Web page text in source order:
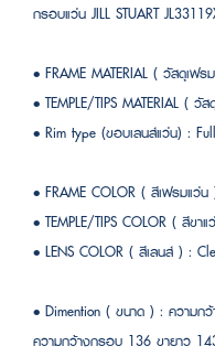
กรอบแว่น JILL STUART
• FRAME MATERIAL ( วัสดุเฟ
• TEMPLE/TIPS MATERIAL (
• Rim type (ขอบเลนส์แว่น) :
• FRAME COLOR ( สีเฟรมแว่
• TEMPLE/TIPS COLOR ( สีขา
• LENS COLOR ( สีเลนส์ ) :
• Dimention ( ขนาด ) : ความก
ความกว้างกรอบ 136 ขายาว